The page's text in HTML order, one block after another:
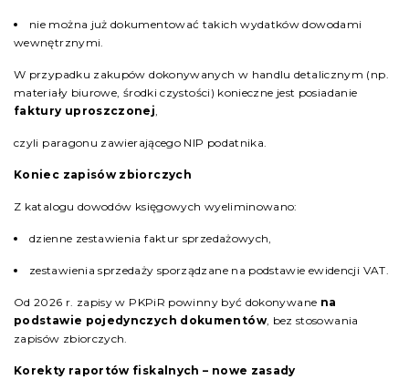
nie można już dokumentować takich wydatków dowodami
wewnętrznymi.
W przypadku zakupów dokonywanych w handlu detalicznym (np.
materiały biurowe, środki czystości) konieczne jest posiadanie
faktury uproszczonej,
czyli paragonu zawierającego NIP podatnika.
Koniec zapisów zbiorczych
Z katalogu dowodów księgowych wyeliminowano:
dzienne zestawienia faktur sprzedażowych,
zestawienia sprzedaży sporządzane na podstawie ewidencji VAT.
Od 2026 r. zapisy w PKPiR powinny być dokonywane na
podstawie pojedynczych dokumentów, bez stosowania
zapisów zbiorczych.
Korekty raportów fiskalnych – nowe zasady